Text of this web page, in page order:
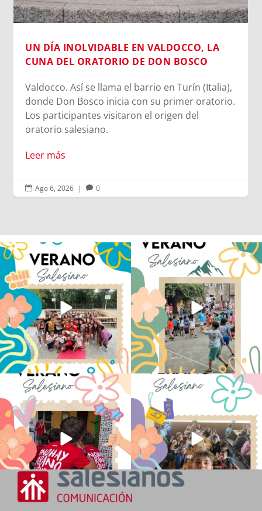
Leer más
 Ago 6, 2026 |
Los alumnos de 6º de Primaria, 1º y 2º
de la ESO...
145 2
La diversión y la alegría también se han
sentido...
95 0
No hay verano sin que sea Salesiano ❤️
💫 en Luz 4
...
0
viviendo la alegría en el campamento
...